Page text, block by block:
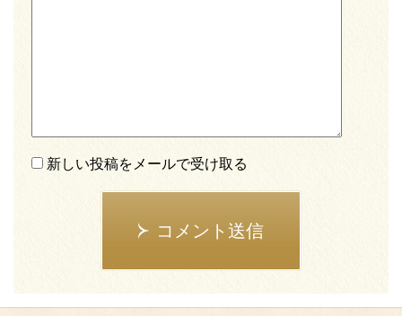
新しい投稿をメールで受け取る
コメント送信